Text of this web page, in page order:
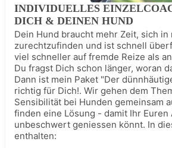
INDIVIDUELLES
DICH & DEINEN HUND
Dein Hund braucht mehr Zeit, sich
zurechtzufinden und ist schnell
viel schneller auf fremde Reize als
Du fragst Dich schon länger, woran
Dann ist mein Paket "Der
richtig für Dich!. Wir gehen dem
Sensibilität bei Hunden gemeinsam
finden eine Lösung - damit Ihr Euren
unbeschwert geniessen könnt. In
enthalten: